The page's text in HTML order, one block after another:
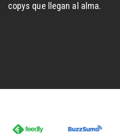
copys que llegan al alma.